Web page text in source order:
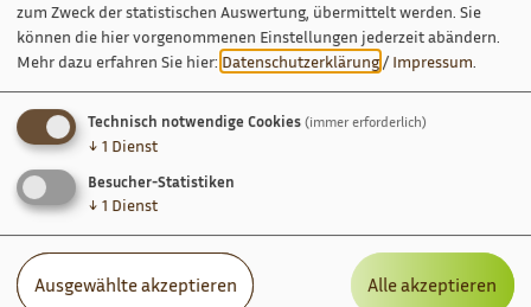
zum Zweck der statistischen Auswertung, übermittelt werden. Sie
können die hier vorgenommenen Einstellungen jederzeit abändern.
Mehr dazu erfahren Sie hier: Datenschutzerklärung/ Impressum.
Technisch notwendige Cookies (immer erforderlich)
↓ 1 Dienst
Besucher-Statistiken
↓ 1 Dienst
Ausgewählte akzeptieren Alle akzeptieren